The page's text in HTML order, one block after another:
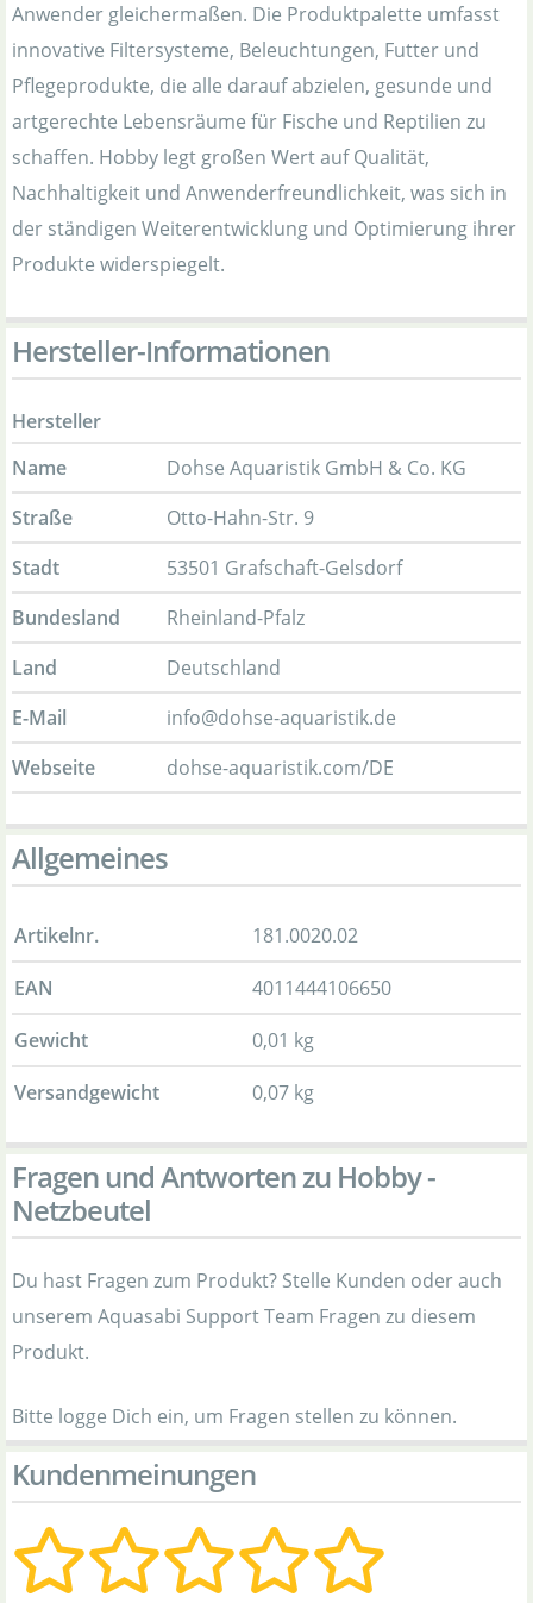
Anwender gleichermaßen. Die Produktpalette umfasst
innovative Filtersysteme, Beleuchtungen, Futter und
Pflegeprodukte, die alle darauf abzielen, gesunde und
artgerechte Lebensräume für Fische und Reptilien zu
schaffen. Hobby legt großen Wert auf Qualität,
Nachhaltigkeit und Anwenderfreundlichkeit, was sich in
der ständigen Weiterentwicklung und Optimierung ihrer
Produkte widerspiegelt.
Hersteller-Informationen
Hersteller
Name
Dohse Aquaristik GmbH & Co. KG
Straße
Otto-Hahn-Str. 9
Stadt
53501 Grafschaft-Gelsdorf
Bundesland
Rheinland-Pfalz
Land
Deutschland
E-Mail
info@dohse-aquaristik.de
Webseite
dohse-aquaristik.com/DE
Allgemeines
Artikelnr.
181.0020.02
EAN
4011444106650
Gewicht
0,01 kg
Versandgewicht
0,07 kg
Fragen und Antworten zu Hobby -
Netzbeutel
Du hast Fragen zum Produkt? Stelle Kunden oder auch
unserem Aquasabi Support Team Fragen zu diesem
Produkt.
Bitte logge Dich ein, um Fragen stellen zu können.
Kundenmeinungen